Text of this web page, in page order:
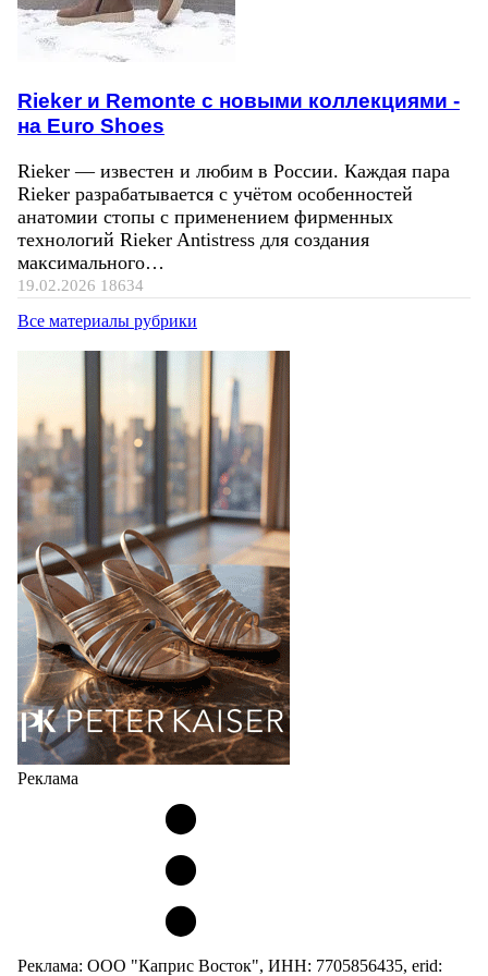
Rieker и Remonte с новыми коллекциями -
на Euro Shoes
Rieker — известен и любим в России. Каждая пара
Rieker разрабатывается с учётом особенностей
анатомии стопы с применением фирменных
технологий Rieker Antistress для создания
максимального…
19.02.2026 18634
Все материалы рубрики
Реклама
Реклама: ООО "Каприс Восток", ИНН: 7705856435, erid: